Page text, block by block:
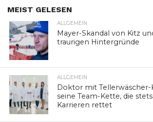
MEIST GELESEN
ALLGEMEIN
Mayer-Skandal von Kitz
traurigen Hintergründe
ALLGEMEIN
Doktor mit Tellerwäscher-
seine Team-Kette, die
Karrieren rettet